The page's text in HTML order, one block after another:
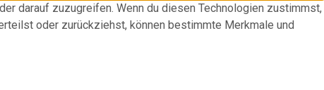
darauf zuzugreifen. Wenn du diesen Technologien zustimmst,
oder zurückziehst, können bestimmte Merkmale und